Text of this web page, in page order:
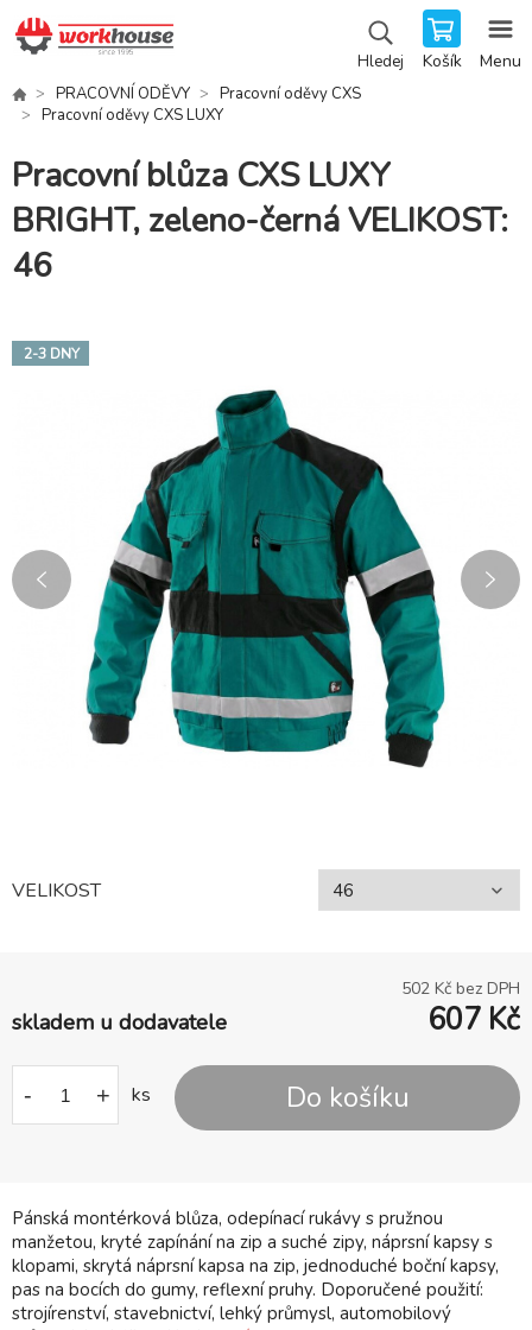
Hledej Košík Menu
PRACOVNÍ ODĚVY
Pracovní oděvy CXS
Pracovní oděvy CXS LUXY
Pracovní blůza CXS LUXY
BRIGHT, zeleno-černá VELIKOST:
46
2-3 DNY
Pánská montérková blůza, odepínací rukávy s pružnou
manžetou, kryté zapínání na zip a suché zipy, náprsní kapsy s
klopami, skrytá náprsní kapsa na zip, jednoduché boční kapsy,
pas na bocích do gumy, reflexní pruhy. Doporučené použití:
strojírenství, stavebnictví, lehký průmysl, automobilový
VELIKOST
502 Kč bez DPH
skladem u dodavatele 607 Kč
- + ks Do košíku